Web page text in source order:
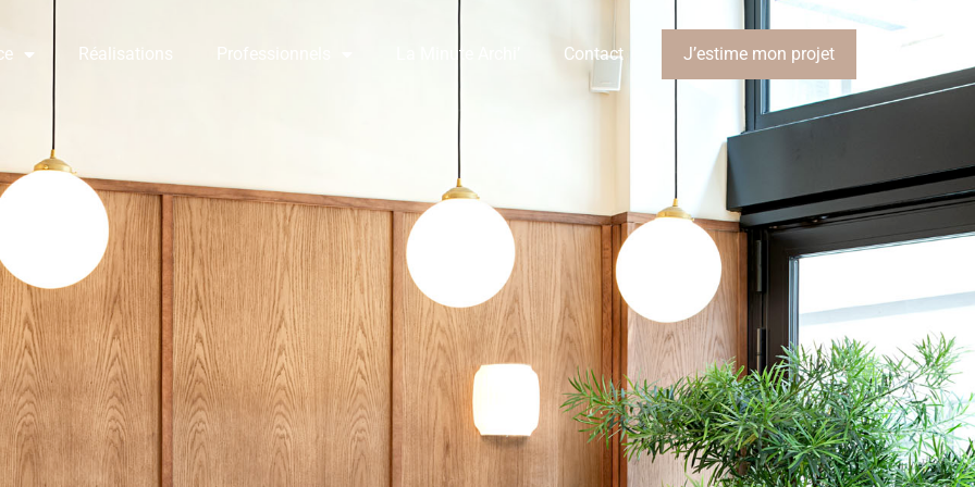
Réalisations Professionnels La Minute Archi’ Contact J’estime mon projet